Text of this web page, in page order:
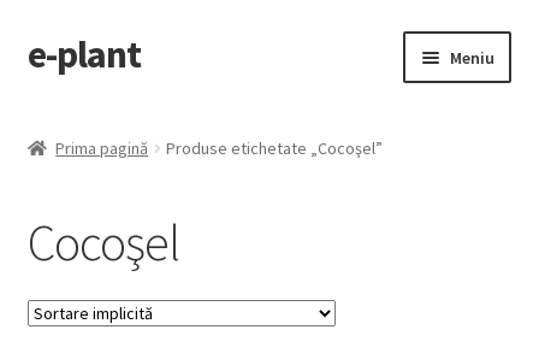
Sari
la
Sari
la
e-plant Meniu
Contact
Checkout
Prima pagină Produse etichetate „Cocoşel”
Cocoşel